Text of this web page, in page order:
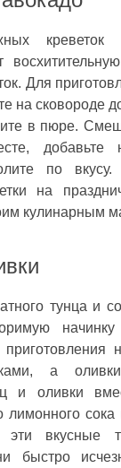
креветок
Для
на сковороде
в пюре.
добавьте
по вкусу.
на
кулинарным
тунца и
а оливки
и оливки
лимонного
эти вкусные
быстро